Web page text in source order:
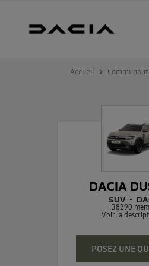
Accueil
DACIA
SUV
- 38290
Voir la
Dacia Duster -
POSEZ UNE